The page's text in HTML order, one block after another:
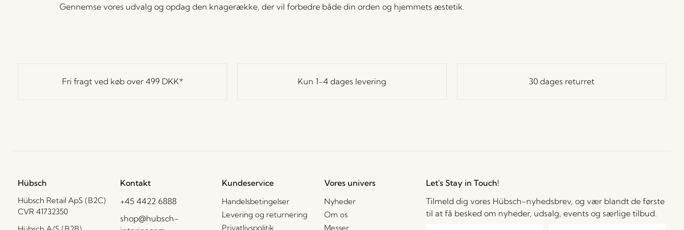
Gennemse vores udvalg og opdag den knagerække, der vil forbedre både din orden og hjemmets æstetik.
Fri fragt ved køb over 499 DKK* Kun 1-4 dages levering 30 dages returret
Hübsch
Hübsch Retail ApS (B2C)
CVR 41732350
Kontakt
+45 4422 6888
shop@hubsch-
Kundeservice
Handelsbetingelser
Levering og returnering
Privatlivspolitik
Vores univers
Nyheder
Om os
Messer
Let's Stay in Touch!
Tilmeld dig vores Hübsch-nyhedsbrev, og vær blandt de første
til at få besked om nyheder, udsalg, events og særlige tilbud.